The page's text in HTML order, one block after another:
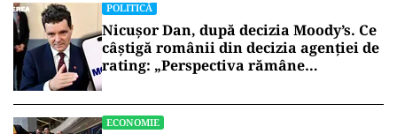
POLITICĂ
Nicușor Dan, după decizia Moody’s. Ce
câștigă românii din decizia agenției de
rating: „Perspectiva rămâne
ECONOMIE